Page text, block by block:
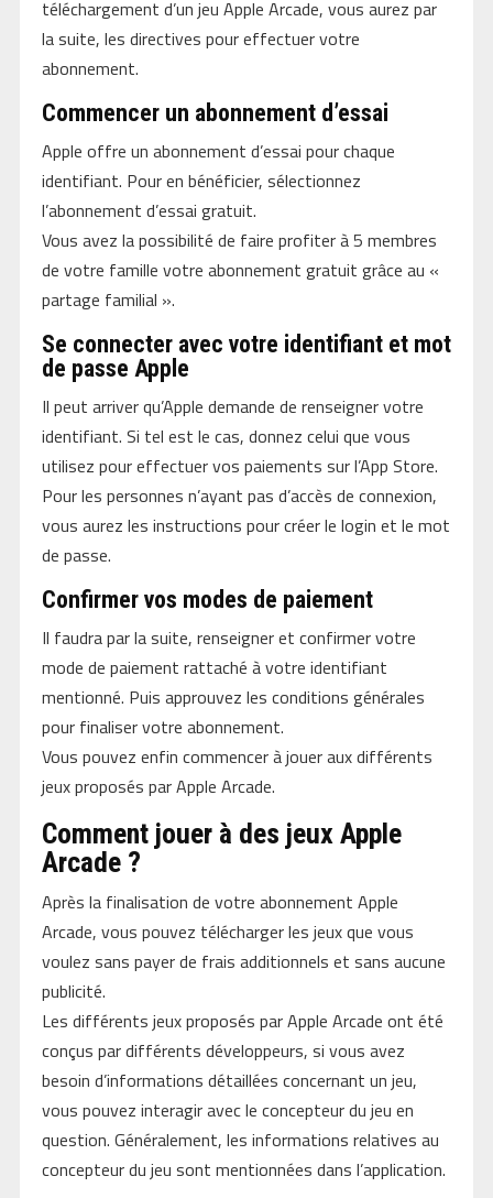
téléchargement d’un jeu Apple Arcade, vous aurez par
la suite, les directives pour effectuer votre
abonnement.
Commencer un abonnement d’essai
Apple offre un abonnement d’essai pour chaque
identifiant. Pour en bénéficier, sélectionnez
l’abonnement d’essai gratuit.
Vous avez la possibilité de faire profiter à 5 membres
de votre famille votre abonnement gratuit grâce au «
partage familial ».
Se connecter avec votre identifiant et mot
de passe Apple
Il peut arriver qu’Apple demande de renseigner votre
identifiant. Si tel est le cas, donnez celui que vous
utilisez pour effectuer vos paiements sur l’App Store.
Pour les personnes n’ayant pas d’accès de connexion,
vous aurez les instructions pour créer le login et le mot
de passe.
Confirmer vos modes de paiement
Il faudra par la suite, renseigner et confirmer votre
mode de paiement rattaché à votre identifiant
mentionné. Puis approuvez les conditions générales
pour finaliser votre abonnement.
Vous pouvez enfin commencer à jouer aux différents
jeux proposés par Apple Arcade.
Comment jouer à des jeux Apple
Arcade ?
Après la finalisation de votre abonnement Apple
Arcade, vous pouvez télécharger les jeux que vous
voulez sans payer de frais additionnels et sans aucune
publicité.
Les différents jeux proposés par Apple Arcade ont été
conçus par différents développeurs, si vous avez
besoin d’informations détaillées concernant un jeu,
vous pouvez interagir avec le concepteur du jeu en
question. Généralement, les informations relatives au
concepteur du jeu sont mentionnées dans l’application.